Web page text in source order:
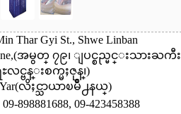
Thar Gyi St., Shwe Linban
အမွတ္ ၇၉၊ ျပင္စည္မင္းသားႀကီး
င္ဗန္းစက္မႈဇုန္၊)
Yar(လိႈင္သာယာၿမိဳ႕နယ္)
09-898881688, 09-423458388